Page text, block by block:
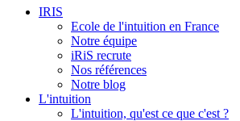
IRIS
Ecole de l'intuition en France
Notre équipe
iRiS recrute
Nos références
Notre blog
L'intuition
L'intuition, qu'est ce que c'est ?